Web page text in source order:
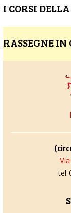
I CORSI
RASSEGNE IN
tel.